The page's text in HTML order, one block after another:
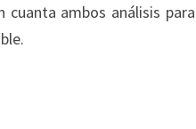
cuanta ambos análisis para